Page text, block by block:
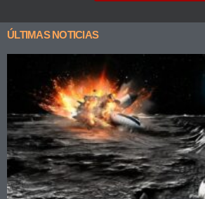
ÚLTIMAS NOTICIAS